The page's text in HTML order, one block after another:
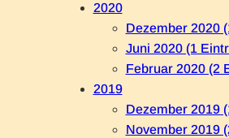
2020
Dezember 2020
Juni 2020 (1
Februar 2020 (2
2019
Dezember 2019
November 2019